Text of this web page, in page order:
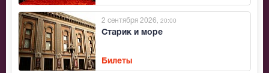
Старик и море
2 сентября 2026 , 20:00
Билеты